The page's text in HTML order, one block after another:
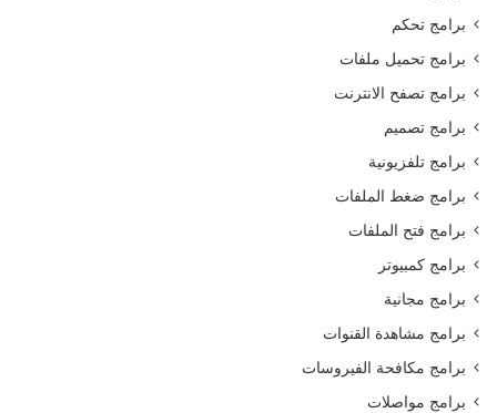
برامج تحكم
برامج تحميل ملفات
برامج تصفح الانترنت
برامج تصميم
برامج تلفزيونية
برامج ضغط الملفات
برامج فتح الملفات
برامج كمبيوتر
برامج مجانية
برامج مشاهدة القنوات
برامج مكافحة الفيروسات
برامج مواصلات